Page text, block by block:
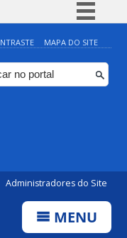
Simplifique!
Comunica BR
Participe
MAPA DO SITE
Administradores do Site
MENU